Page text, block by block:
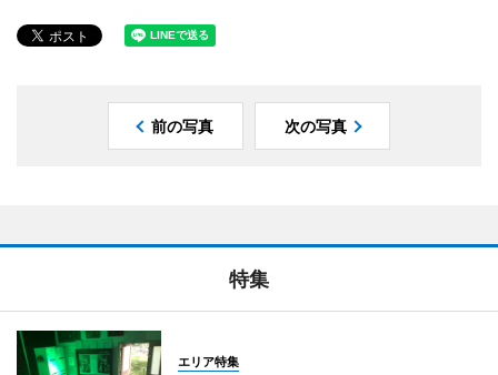
前の写真 次の写真
特集
エリア特集